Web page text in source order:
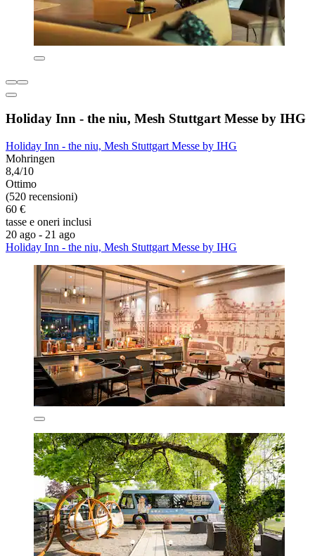
Holiday Inn - the niu, Mesh Stuttgart Messe by IHG
Holiday Inn - the niu, Mesh Stuttgart Messe by IHG
Mohringen
8,4/10
Ottimo
(520 recensioni)
60 €
tasse e oneri inclusi
20 ago - 21 ago
Holiday Inn - the niu, Mesh Stuttgart Messe by IHG